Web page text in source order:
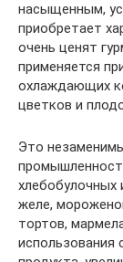
насыщенным,
приобретает
очень ценят
применяется
охлаждающих
цветков и
Это
хлебобулочных
желе,
тортов,
использования